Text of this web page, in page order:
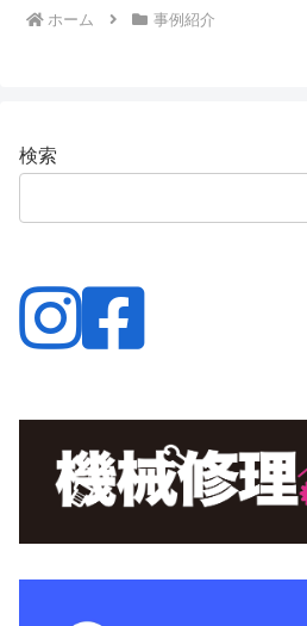
ホーム 事例紹介
検索